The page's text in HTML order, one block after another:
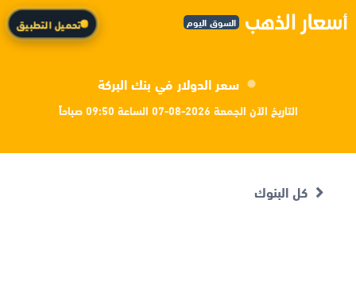
السوق اليوم تحميل التطبيق
سعر الدولار في بنك البركة
التاريخ الآن الجمعة 2026-08-07 الساعة 09:50 صباحاً
كل البنوك